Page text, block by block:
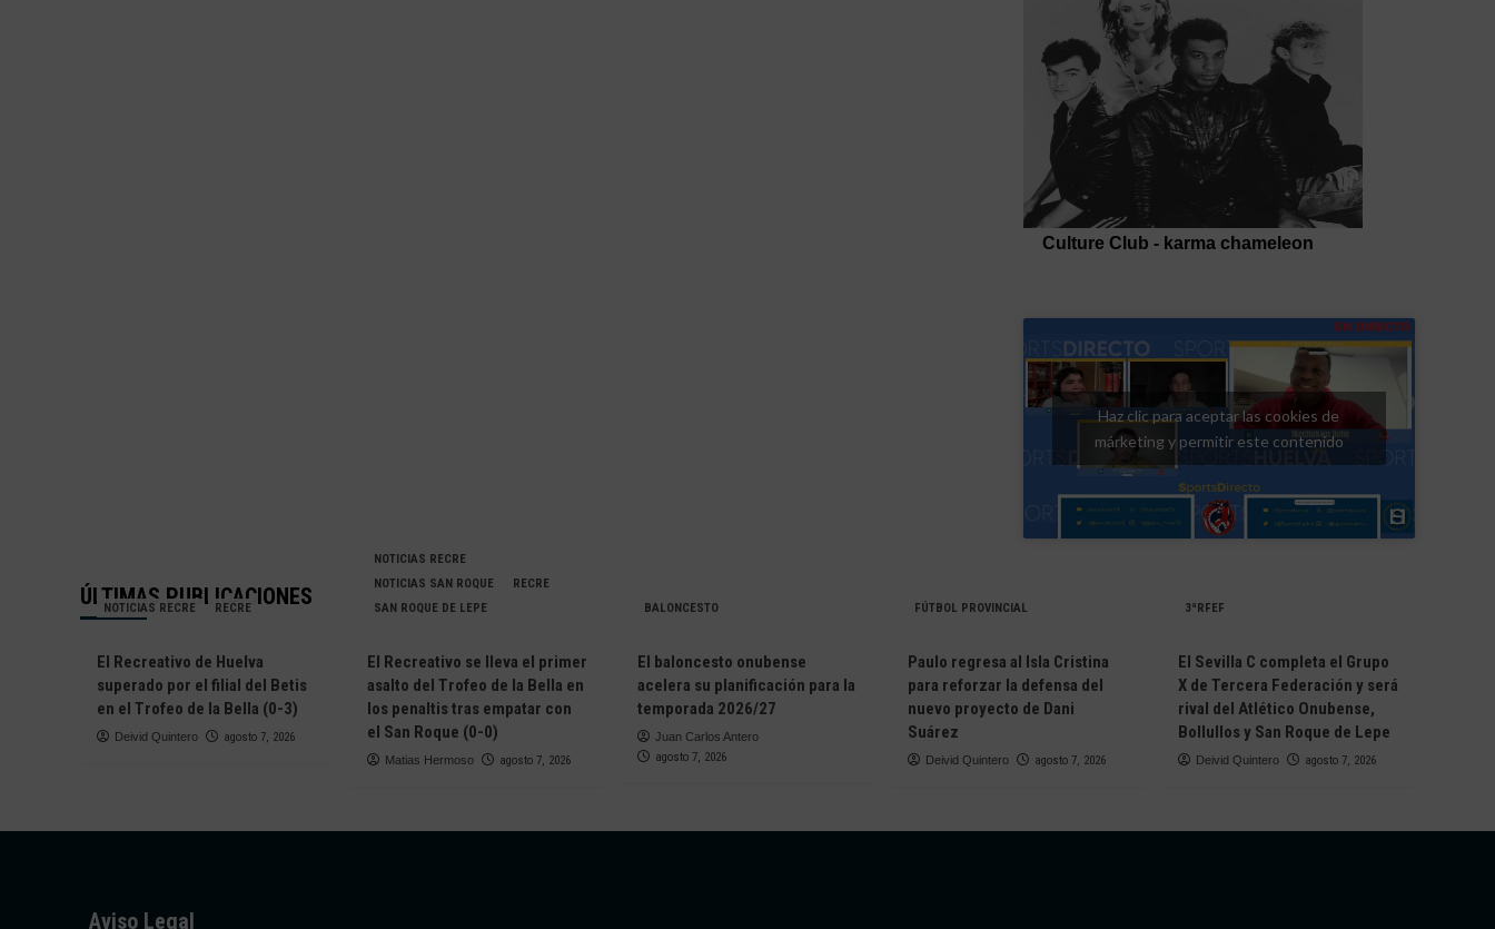
Haz clic para aceptar las cookies de
márketing y permitir este contenido
ÚLTIMAS PUBLICACIONES
NOTICIAS RECRE RECRE
El Recreativo de Huelva
superado por el filial del Betis
en el Trofeo de la Bella (0-3)
Deivid Quintero agosto 7, 2026
NOTICIAS RECRE
NOTICIAS SAN ROQUE
RECRE
SAN ROQUE DE LEPE
El Recreativo se lleva el primer
asalto del Trofeo de la Bella en
los penaltis tras empatar con
el San Roque (0-0)
Matias Hermoso agosto 7, 2026
BALONCESTO
El baloncesto onubense
acelera su planificación para la
temporada 2026/27
Juan Carlos Antero
agosto 7, 2026
FÚTBOL PROVINCIAL
Paulo regresa al Isla Cristina
para reforzar la defensa del
nuevo proyecto de Dani
Suárez
Deivid Quintero agosto 7, 2026
3ªRFEF
El Sevilla C completa el Grupo
X de Tercera Federación y será
rival del Atlético Onubense,
Bollullos y San Roque de Lepe
Deivid Quintero agosto 7, 2026
Aviso Legal